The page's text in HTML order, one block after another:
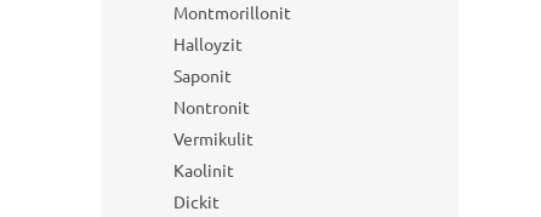
Montmorillonit
Halloyzit
Saponit
Nontronit
Vermikulit
Kaolinit
Dickit